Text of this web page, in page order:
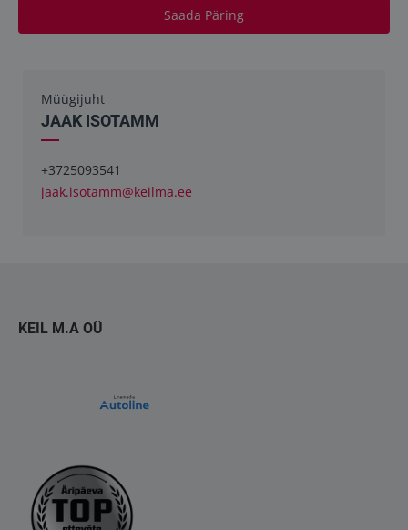
Saada Päring
Müügijuht
JAAK ISOTAMM
+3725093541
jaak.isotamm@keilma.ee
KEIL M.A OÜ